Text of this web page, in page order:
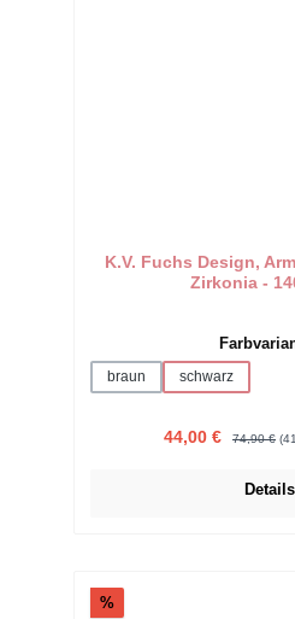
K.V. Fuchs Design,
Zirkonia -
braun schwarz
Verkaufspreis:
44,00 € Regulärer
74,90 €
Details
%Rabatt